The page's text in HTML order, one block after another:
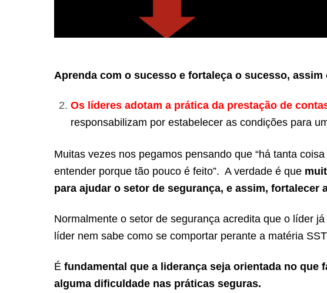
Aprenda com o sucesso e fortaleça o sucesso,
Os líderes adotam a prática da prestação de
responsabilizam por estabelecer as condições para
Muitas vezes nos pegamos pensando que “há tanta
entender porque tão pouco é feito”. A verdade é que
para ajudar o setor de segurança, e assim, fortalecer
Normalmente o setor de segurança acredita que o líder
líder nem sabe como se comportar perante a matéria
É fundamental que a liderança seja orientada no que
alguma dificuldade nas práticas seguras.